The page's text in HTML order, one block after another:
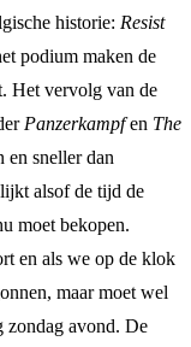
historie: Resist
podium maken de
Het vervolg van de
Panzerkampfen The
en sneller dan
alsof de tijd de
moet bekopen.
en als we op de klok
maar moet wel
zondag avond. De